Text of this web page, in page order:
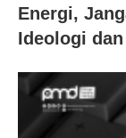
Energi,
Ideologi